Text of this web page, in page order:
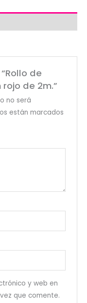
de
de 2m.”
no será
están marcados
y web en
que comente.